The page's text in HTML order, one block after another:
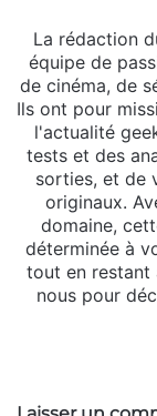
La rédaction
équipe de
de cinéma, de
Ils ont pour
l'actualité
tests et des
sorties, et de
originaux.
domaine,
déterminée à
tout en restant
nous pour